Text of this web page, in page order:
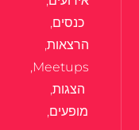
כנסים,
הרצאות,
Meetups,
הצגות,
מופעים,